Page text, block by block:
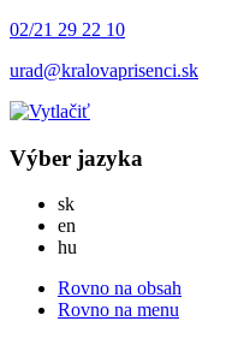
02/21 29 22 10
urad@kralovaprisenci.sk
Výber jazyka
skSlovensky
en
hu
Rovno na obsah
Rovno na menu